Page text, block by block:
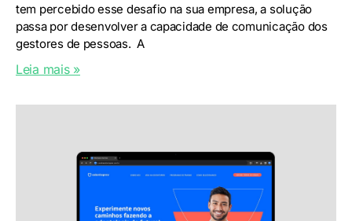
tem percebido esse desafio na sua empresa, a solução
passa por desenvolver a capacidade de comunicação dos
gestores de pessoas. A
Leia mais »